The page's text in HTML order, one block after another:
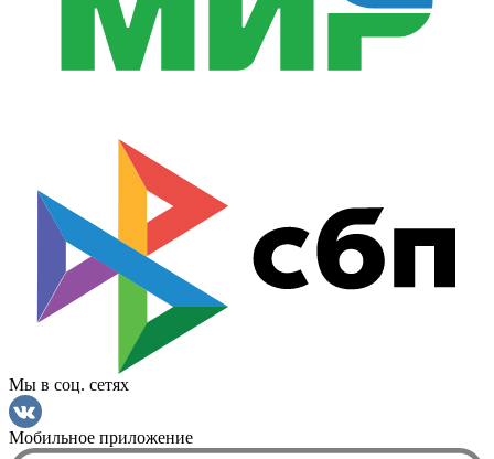
Мы в соц. сетях
Мобильное приложение